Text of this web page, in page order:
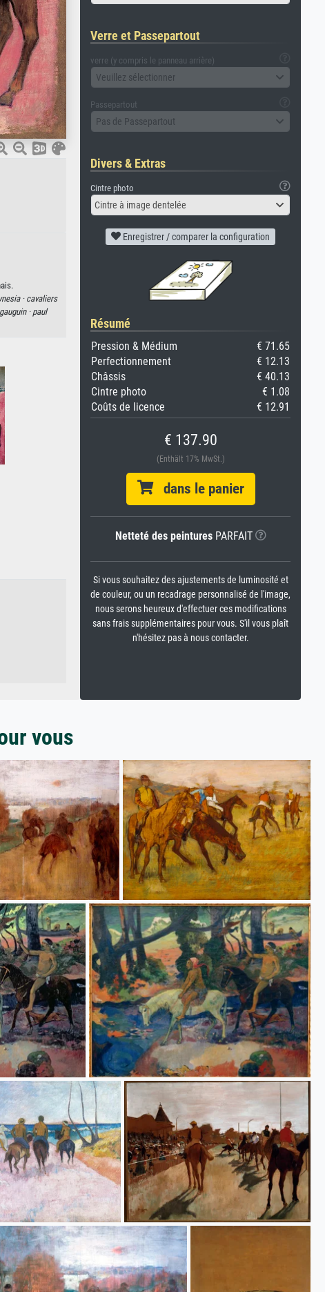
· cavaliers
gauguin · paul
Verre et Passepartout
verre (y compris le panneau arrière)
Veuillez sélectionner
Passepartout
Pas de Passepartout
Divers & Extras
Cintre photo
Cintre à image dentelée
Enregistrer / comparer la configuration
Résumé
Pression & Médium
€ 71.65
Perfectionnement
€ 12.13
Châssis
€ 40.13
Cintre photo
€ 1.08
Coûts de licence
€ 12.91
€ 137.90
(Enthält 17% MwSt.)
dans le panier
Netteté des peinturesPARFAIT
Si vous souhaitez des ajustements de luminosité et
de couleur, ou un recadrage personnalisé de l'image,
nous serons heureux d'effectuer ces modifications
sans frais supplémentaires pour vous. S'il vous plaît
n'hésitez pas à nous contacter.
vous